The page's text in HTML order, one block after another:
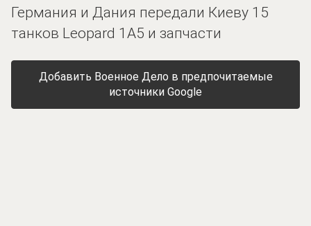
Германия и Дания передали Киеву 15
танков Leopard 1A5 и запчасти
Добавить Военное Дело в предпочитаемые
источники Google